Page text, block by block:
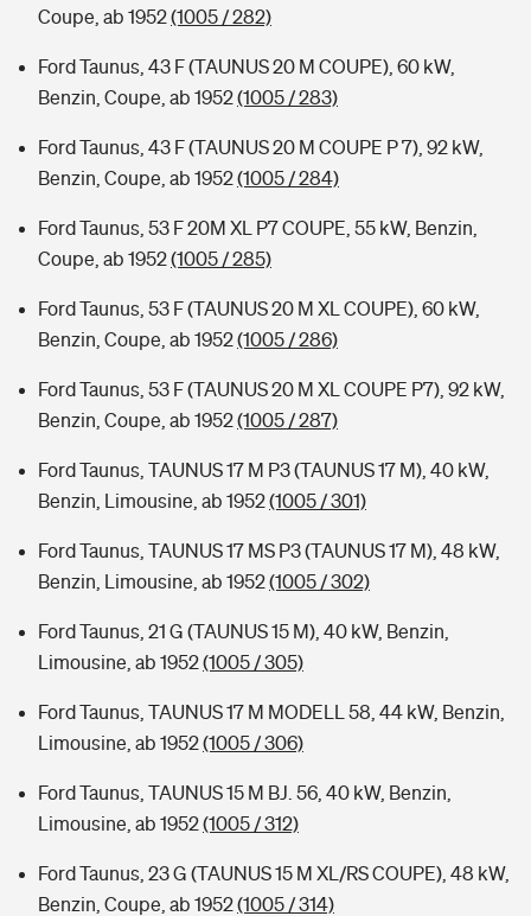
Coupe, ab 1952(1005 / 282)
Ford Taunus, 43 F (TAUNUS 20 M COUPE), 60 kW,
Benzin, Coupe, ab 1952(1005 / 283)
Ford Taunus, 43 F (TAUNUS 20 M COUPE P 7), 92 kW,
Benzin, Coupe, ab 1952(1005 / 284)
Ford Taunus, 53 F 20M XL P7 COUPE, 55 kW, Benzin,
Coupe, ab 1952(1005 / 285)
Ford Taunus, 53 F (TAUNUS 20 M XL COUPE), 60 kW,
Benzin, Coupe, ab 1952(1005 / 286)
Ford Taunus, 53 F (TAUNUS 20 M XL COUPE P7), 92 kW,
Benzin, Coupe, ab 1952(1005 / 287)
Ford Taunus, TAUNUS 17 M P3 (TAUNUS 17 M), 40 kW,
Benzin, Limousine, ab 1952(1005 / 301)
Ford Taunus, TAUNUS 17 MS P3 (TAUNUS 17 M), 48 kW,
Benzin, Limousine, ab 1952(1005 / 302)
Ford Taunus, 21 G (TAUNUS 15 M), 40 kW, Benzin,
Limousine, ab 1952(1005 / 305)
Ford Taunus, TAUNUS 17 M MODELL 58, 44 kW, Benzin,
Limousine, ab 1952(1005 / 306)
Ford Taunus, TAUNUS 15 M BJ. 56, 40 kW, Benzin,
Limousine, ab 1952(1005 / 312)
Ford Taunus, 23 G (TAUNUS 15 M XL/RS COUPE), 48 kW,
Benzin, Coupe, ab 1952(1005 / 314)